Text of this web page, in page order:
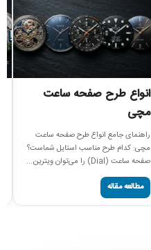
انواع طرح صفحه ساعت
مچی
راهنمای جامع انواع طرح صفحه ساعت
مچی: کدام طرح مناسب استایل شماست؟
صفحه ساعت (Dial) را می‌توان ویترین...
مطالعه مقاله